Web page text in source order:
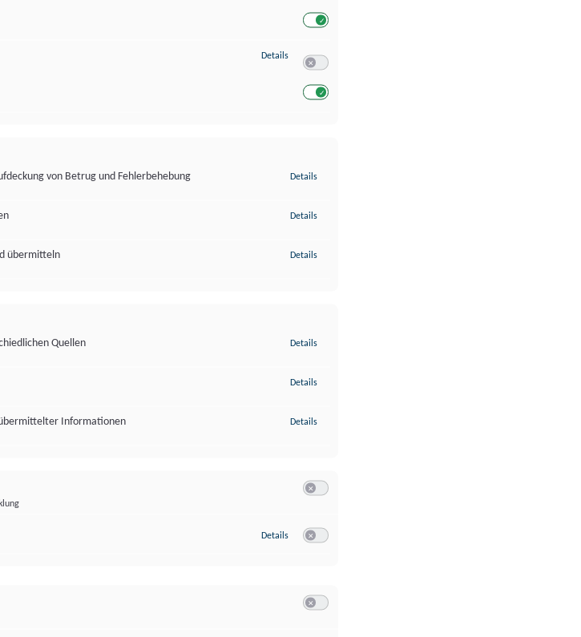
Details zu Entwicklung und Verbesserung der Angebote
von Betrug und Fehlerbehebung
Details
Details
übermitteln Details
Quellen
Details
Details
Informationen Details
Details zu Google Analytics